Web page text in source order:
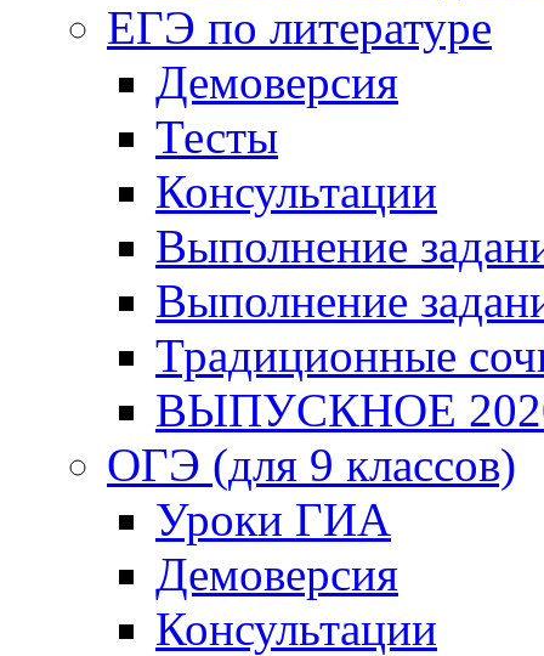
ЕГЭ по литературе
Демоверсия
Тесты
Консультации
Выполнение
Выполнение
Традиционные
ВЫПУСКНОЕ
ОГЭ (для 9 классов)
Уроки ГИА
Демоверсия
Консультации